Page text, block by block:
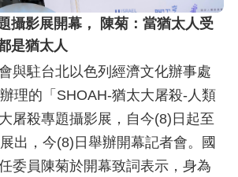
攝影展開幕， 陳菊：當猶太人受
是猶太人
與駐台北以色列經濟文化辦事處
辦理的「SHOAH-猶太大屠殺-人類
屠殺專題攝影展，自今(8)日起至
出，今(8)日舉辦開幕記者會。國
委員陳菊於開幕致詞表示，身為